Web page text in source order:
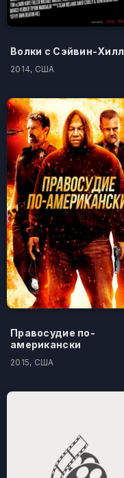
Волки с Сэйвин-Хилл
2014, США
Правосудие по-
американски
2015, США